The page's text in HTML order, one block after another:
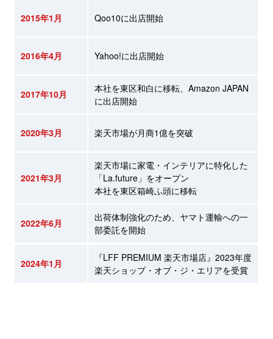
2015年1月 Qoo10に出店開始
2016年4月 Yahoo!に出店開始
2017年10月
本社を東区和白に移転、Amazon JAPAN
に出店開始
2020年3月 楽天市場が月商1億を突破
2021年3月
楽天市場に家電・インテリアに特化した
「La.future」をオープン
本社を東区箱崎ふ頭に移転
2022年6月
出荷体制強化のため、ヤマト運輸への一
部委託を開始
2024年1月
『LFF PREMIUM 楽天市場店』2023年度
楽天ショップ・オブ・ジ・エリアを受賞